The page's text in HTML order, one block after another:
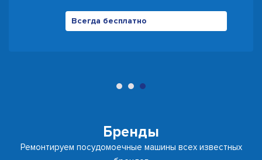
500 руб
Всегда бесплатно
Бренды
Ремонтируем посудомоечные машины всех известных